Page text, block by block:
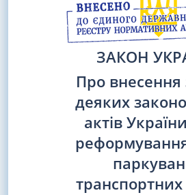
ЗАКОН
Про внесення
деяких
актів
транспортних